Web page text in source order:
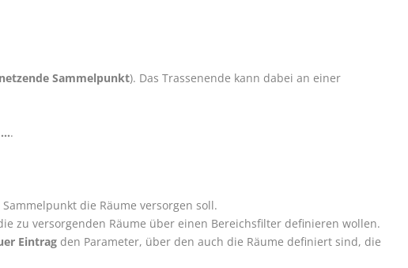
Sammelpunkt). Das Trassenende kann dabei an einer
.
die Räume versorgen soll.
zu versorgenden Räume über einen Bereichsfilter definieren wollen.
Eintrag den Parameter, über den auch die Räume definiert sind, die